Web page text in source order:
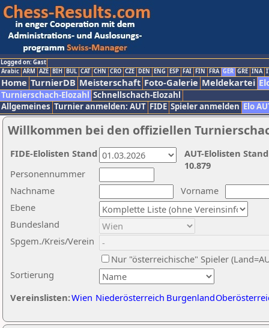
Logged on: Gast
Arabic ARM AZE BIH BUL CAT CHN CRO CZE DEN ENG ESP FAI FIN FRA GER GRE INA
Home TurnierDB Meisterschaft Foto-Galerie Meldekartei
Turnierschach-Elozahl Schnellschach-Elozahl
Allgemeines Turnier anmelden: AUT FIDE Spieler anmelden Elo
Willkommen bei den offiziellen
Nachname
Vorname
Ebene
Sortierung
Personennummer
Bundesland
Spgem./Kreis/Verein
Nur "österreichische" Spieler
Vereinslisten:Wien Niederösterreich Burgenland
AUT-Elolisten
10.879
FIDE-Elolisten Stand